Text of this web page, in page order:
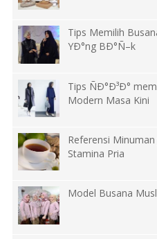
Tips Memilih
YÐ°ng BÐ°Ñ–k
Tips ÑÐ°Ð³Ð°
Modern Masa Kini
Referensi
Stamina Pria
Model Busana